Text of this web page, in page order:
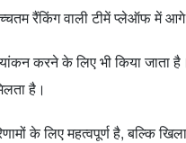
रैंकिंग वाली टीमें प्लेऑफ में
करने के लिए भी किया जाता
है।
के लिए महत्वपूर्ण है, बल्कि